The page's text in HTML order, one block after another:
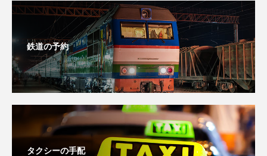
鉄道の予約
タクシーの手配